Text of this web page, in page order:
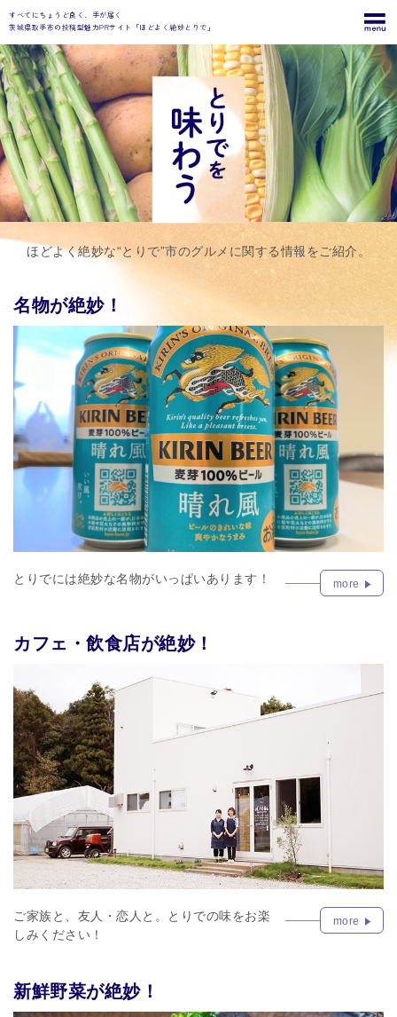
すべてにちょうど良く、手が届く
茨城県取手市の投稿型魅力PRサイト「ほどよく絶妙とりで」
ほどよく絶妙な“とりで”市のグルメに関する情報をご紹介。
名物が絶妙！
とりでには絶妙な名物がいっぱいあります！ more
カフェ・飲食店が絶妙！
ご家族と、友人・恋人と。とりでの味をお楽
しみください！
more
新鮮野菜が絶妙！